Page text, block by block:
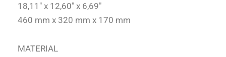
18,11″ x 12,60″ x 6,69″
460 mm x 320 mm x 170 mm
MATERIAL